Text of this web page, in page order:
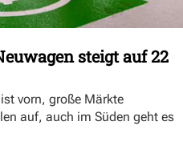
steigt auf 22
vorn, große Märkte
auf, auch im Süden geht es